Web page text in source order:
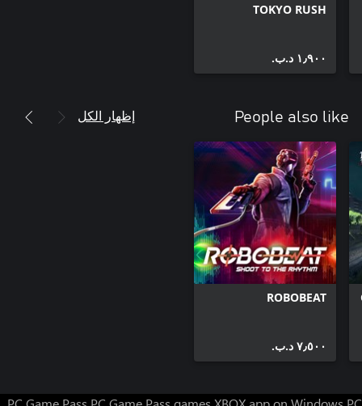
TOKYO RUSH
١٫٩٠٠ د.ب.‏
People also like إظهار الكل
ROBOBEAT
٧٫٥٠٠ د.ب.‏